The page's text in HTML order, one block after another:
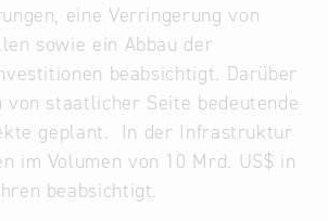
eine Verringerung von
sowie ein Abbau der
beabsichtigt. Darüber
von staatlicher Seite bedeutende
geplant. In der Infrastruktur
im Volumen von 10 Mrd. US$ in
beabsichtigt.